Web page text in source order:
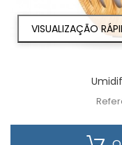
VISUALIZAÇÃO